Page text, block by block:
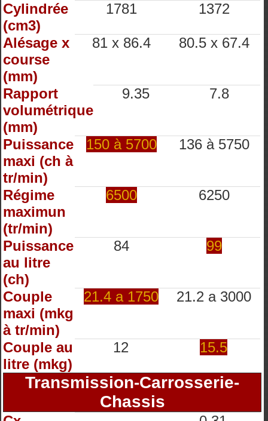
Cylindrée
(cm3)
1781 1372
Alésage x
course
(mm)
81 x 86.4 80.5 x 67.4
Rapport
volumétrique
(mm)
9.35 7.8
Puissance
maxi (ch à
tr/min)
150 à 5700 136 à 5750
Régime
maximun
(tr/min)
6500 6250
Puissance
au litre
(ch)
84 99
Couple
maxi (mkg
à tr/min)
21.4 a 1750 21.2 a 3000
Couple au
litre (mkg)
12 15.5
Transmission-Carrosserie-
Chassis